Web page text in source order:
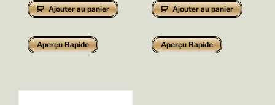
Ajouter au panier
Aperçu Rapide
Ajouter au panier
Aperçu Rapide